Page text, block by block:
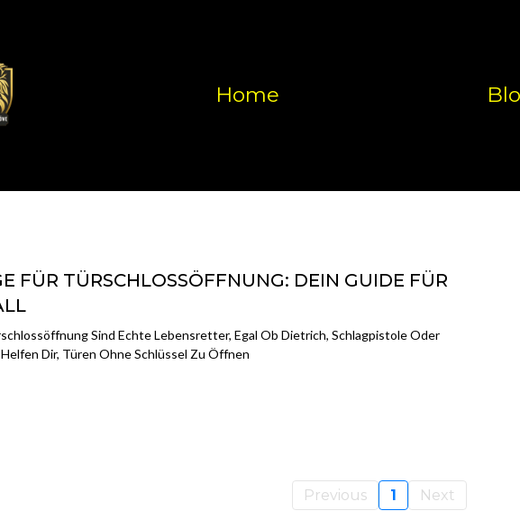
Home
FÜR TÜRSCHLOSSÖFFNUNG: DEIN GUIDE FÜR
Sind Echte Lebensretter, Egal Ob Dietrich, Schlagpistole Oder
Dir, Türen Ohne Schlüssel Zu Öffnen
Previous 1 Next